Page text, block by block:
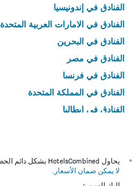
الفنادق في إندونيسيا
الفنادق في الامارات العربية المتحدة
الفنادق في البحرين
الفنادق في مصر
الفنادق في فرنسا
الفنادق في المملكة المتحدة
الفنادق في إيطاليا
*
يحاول HotelsCombined بشكل دائم الحصول على الأسعار الدقيقة، ولكن
لا يمكن ضمان الأسعار .